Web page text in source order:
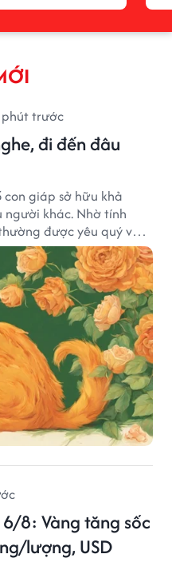
phút trước
đi đến đâu
giáp sở hữu khả
khác. Nhờ tính
được yêu quý và
đẹp.
8: Vàng tăng sốc
lượng, USD